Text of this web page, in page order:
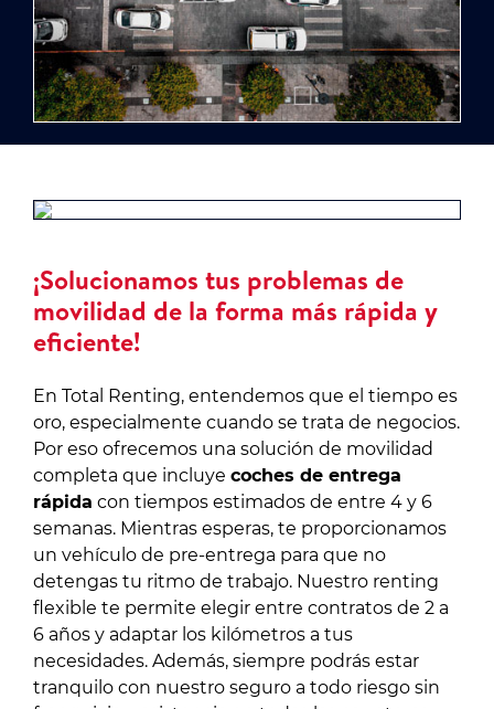
¡Solucionamos tus problemas de
movilidad de la forma más rápida y
eficiente!
En Total Renting, entendemos que el tiempo es
oro, especialmente cuando se trata de negocios.
Por eso ofrecemos una solución de movilidad
completa que incluye coches de entrega
rápida con tiempos estimados de entre 4 y 6
semanas. Mientras esperas, te proporcionamos
un vehículo de pre-entrega para que no
detengas tu ritmo de trabajo. Nuestro renting
flexible te permite elegir entre contratos de 2 a
6 años y adaptar los kilómetros a tus
necesidades. Además, siempre podrás estar
tranquilo con nuestro seguro a todo riesgo sin